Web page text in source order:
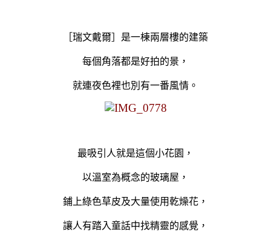
［瑞文戴爾］是一棟兩層樓的建築
每個角落都是好拍的景，
就連夜色裡也別有一番風情。
最吸引人就是這個小花園，
以溫室為概念的玻璃屋 ，
鋪上綠色草皮及大量使用乾燥花，
讓人有踏入童話中找精靈的感覺，